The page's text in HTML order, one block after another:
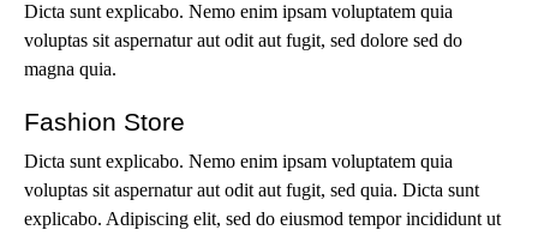
Dicta sunt explicabo. Nemo enim ipsam voluptatem quia
voluptas sit aspernatur aut odit aut fugit, sed dolore sed do
magna quia.
Fashion Store
Dicta sunt explicabo. Nemo enim ipsam voluptatem quia
voluptas sit aspernatur aut odit aut fugit, sed quia. Dicta sunt
explicabo. Adipiscing elit, sed do eiusmod tempor incididunt ut